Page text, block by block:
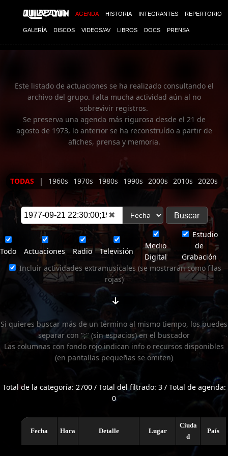
AGENDA HISTORIA INTEGRANTES REPERTORIO
GALERÍA DISCOS VIDEOS/AV LIBROS DOCS PRENSA
Imagen 01
Este listado de actuaciones se ha realizado consultando el
archivo del grupo. Falta mucha actividad aún al no
sobrevivir registros.
Se preserva una agenda más rigurosa desde el 21 de
agosto de 1973, lo anterior se ha reconstruído a partir de
afiches, prensa y memoria.
TODAS | 1960s 1970s 1980s 1990s 2000s 2010s 2020s
✖
Todo Actuaciones Radio Televisión
Medio
Digital
Estudio
de
Grabación
Incluir actividades extramusicales (se mostrarán como filas
rojas)
Si quieres buscar más de un término al mismo tiempo, los puedes
separar con ";" (sin espacios) en el buscador
Las columnas con fondo rojo indican info o recursos disponibles
(en pantallas pequeñas se omiten)
Total de la categoría: 2700 / Total del filtrado: 3 / Total de agenda:
0
Fecha Hora Detalle Lugar
Ciuda
d
País